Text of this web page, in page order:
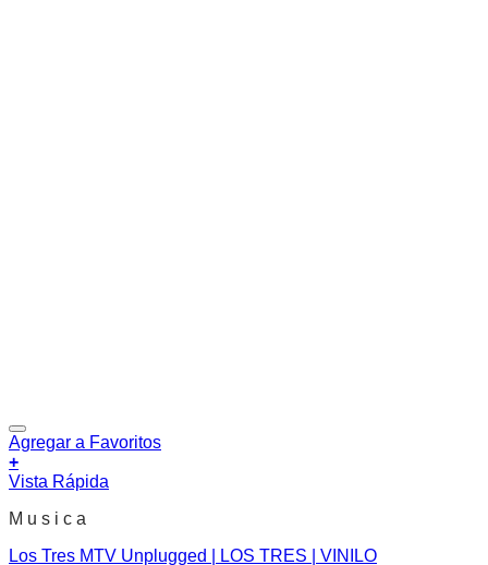
Agregar a Favoritos
+
Vista Rápida
M u s i c a
Los Tres MTV Unplugged | LOS TRES | VINILO